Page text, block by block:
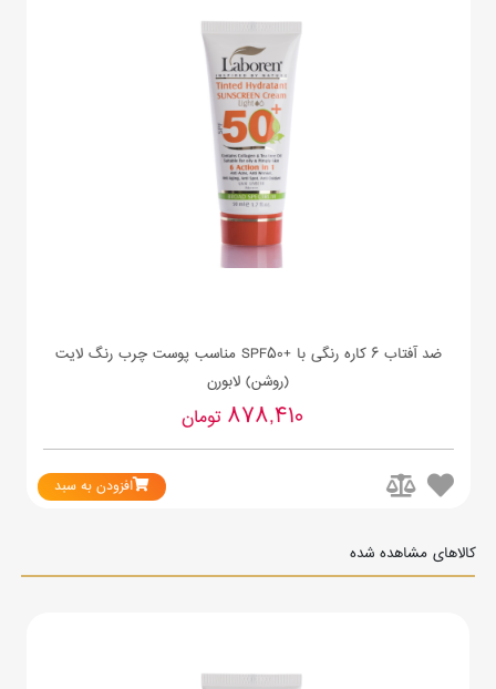
ضد آفتاب 6 کاره رنگی با +SPF50 مناسب پوست چرب رنگ لایت
(روشن) لابورن
878,410 تومان
افزودن به سبد
کالاهای مشاهده شده